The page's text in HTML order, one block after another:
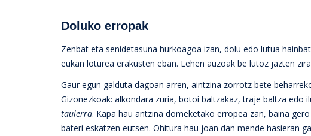
Doluko erropak
Zenbat eta senidetasuna hurkoagoa izan, dolu edo lutua
eukan loturea erakusten eban. Lehen auzoak be lutoz jazten
Gaur egun galduta dagoan arren, aintzina zorrotz bete
Gizonezkoak: alkondara zuria, botoi baltzakaz, traje baltza edo
taulerra. Kapa hau antzina domeketako erropea zan, baina
bateri eskatzen eutsen. Ohitura hau joan dan mende hasieran